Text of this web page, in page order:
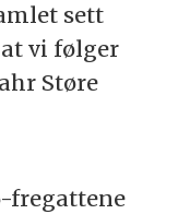
sett
vi følger
Støre
fregattene